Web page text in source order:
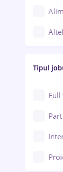
Au
Tipul
Full